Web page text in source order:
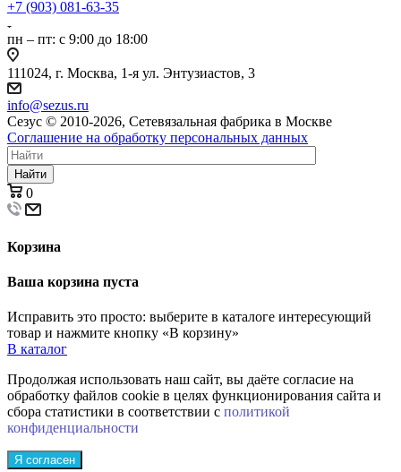
+7 (903) 081-63-35
пн – пт: с 9:00 до 18:00
111024, г. Москва, 1-я ул. Энтузиастов, 3
info@sezus.ru
Сезус © 2010-2026, Сетевязальная фабрика в Москве
Соглашение на обработку персональных данных
Найти
0
Корзина
Ваша корзина пуста
Исправить это просто: выберите в каталоге интересующий
товар и нажмите кнопку «В корзину»
В каталог
Продолжая использовать наш сайт, вы даёте согласие на
обработку файлов cookie в целях функционирования сайта и
сбора статистики в соответствии с политикой
конфиденциальности
Я согласен